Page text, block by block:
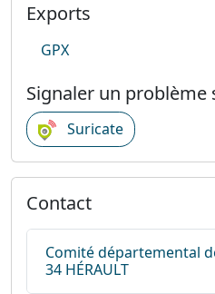
Exports
GPX
Signaler un problème
Suricate
Contact
Comité départemental
34 HÉRAULT